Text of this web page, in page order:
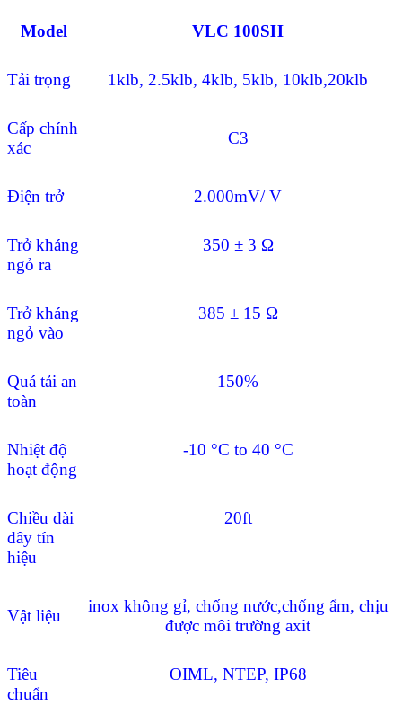
Model VLC 100SH
Tải trọng 1klb, 2.5klb, 4klb, 5klb, 10klb,20klb
Cấp chính
xác
C3
Điện trở 2.000mV/ V
Trở kháng
ngỏ ra
350 ± 3 Ω
Trở kháng
ngỏ vào
385 ± 15 Ω
Quá tải an
toàn
150%
Nhiệt độ
hoạt động
-10 °C to 40 °C
Chiều dài
dây tín
hiệu
20ft
Vật liệu
inox không gỉ, chống nước,chống ẩm, chịu
được môi trường axit
Tiêu
chuẩn
OIML, NTEP, IP68